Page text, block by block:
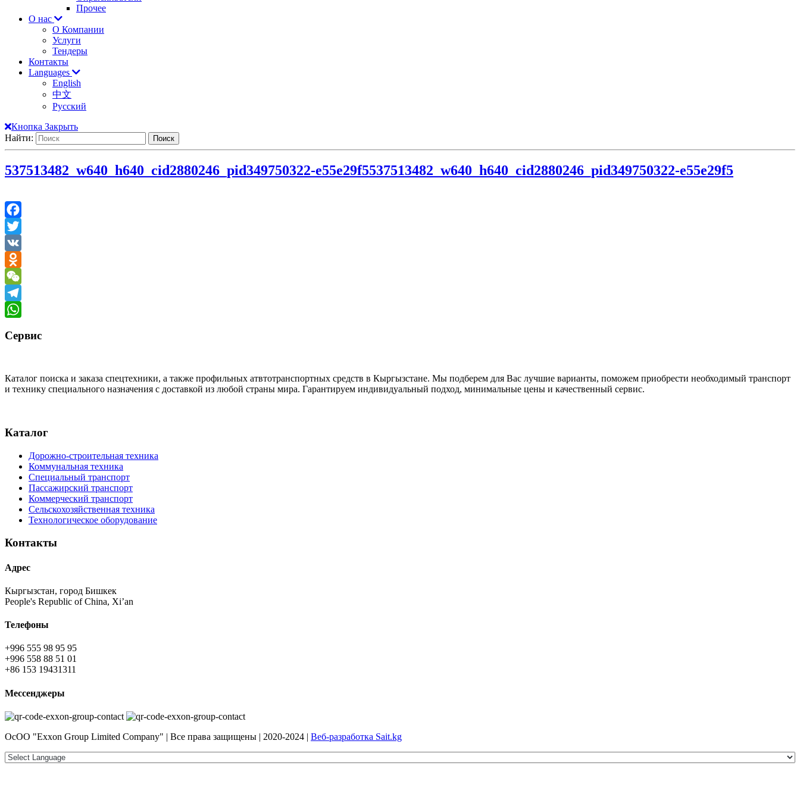
Прочее
О нас
О Компании
Услуги
Тендеры
Контакты
Languages
English
中文
Русский
Кнопка Закрыть
Найти:
537513482_w640_h640_cid2880246_pid349750322-e55e29f5537513482_w640_h640_cid2880246_pid349750322-e55e29f5
Facebook
Twitter
VK
Odnoklassniki
WeChat
Telegram
Сервис
Каталог поиска и заказа спецтехники, а также профильных атвтотранспортных средств в Кыргызстане. Мы подберем для Вас лучшие варианты, поможем приобрести необходимый транспорт
и технику специального назначения с доставкой из любой страны мира. Гарантируем индивидуальный подход, минимальные цены и качественный сервис.
Каталог
Дорожно-строительная техника
Коммунальная техника
Специальный транспорт
Пассажирский транспорт
Коммерческий транспорт
Сельскохозяйственная техника
Технологическое оборудование
Контакты
Адрес
Кыргызстан, город Бишкек
People's Republic of China, Xi’an
Телефоны
+996 555 98 95 95
+996 558 88 51 01
+86 153 19431311
Мессенджеры
ОсОО "Exxon Group Limited Company" | Все права защищены | 2020-2024 | Веб-разработка Sait.kg